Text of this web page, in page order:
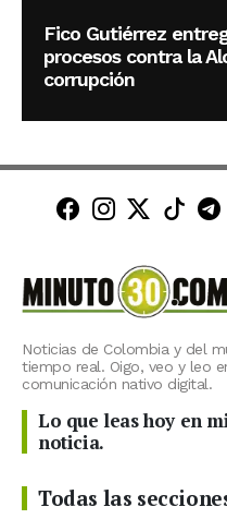
Fico Gutiérrez
procesos contra la
corrupción
Minuto30 en
Minuto30
Noticias de Colombia y del
tiempo real. Oigo, veo y leo
comunicación nativo digital.
Lo que leas hoy en
noticia.
Todas las